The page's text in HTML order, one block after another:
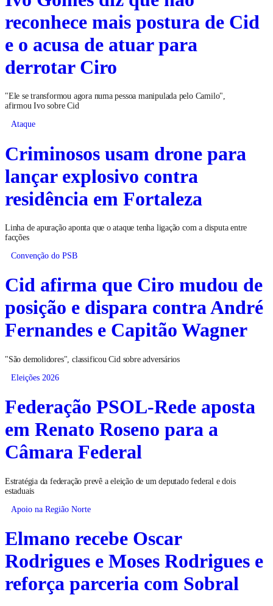
reconhece mais postura de Cid
e o acusa de atuar para
derrotar Ciro
"Ele se transformou agora numa pessoa manipulada pelo Camilo",
afirmou Ivo sobre Cid
Ataque
Criminosos usam drone para
lançar explosivo contra
residência em Fortaleza
Linha de apuração aponta que o ataque tenha ligação com a disputa entre
facções
Convenção do PSB
Cid afirma que Ciro mudou de
posição e dispara contra André
Fernandes e Capitão Wagner
"São demolidores", classificou Cid sobre adversários
Eleições 2026
Federação PSOL-Rede aposta
em Renato Roseno para a
Câmara Federal
Estratégia da federação prevê a eleição de um deputado federal e dois
estaduais
Apoio na Região Norte
Elmano recebe Oscar
Rodrigues e Moses Rodrigues e
reforça parceria com Sobral